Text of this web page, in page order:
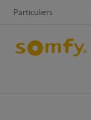
Particuliers